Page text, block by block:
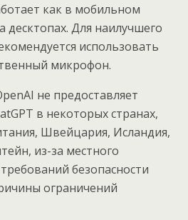
как в мобильном
десктопах. Для наилучшего
использовать
микрофон.
не предоставляет
в некоторых странах,
Швейцария, Исландия,
из-за местного
безопасности
ограничений